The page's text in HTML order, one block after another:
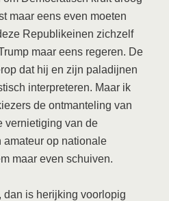
maar eens even moeten
Republikeinen zichzelf
maar eens regeren. De
dat hij en zijn paladijnen
interpreteren. Maar ik
de ontmanteling van
vernietiging van de
op nationale
maar even schuiven.
dan is herijking voorlopig